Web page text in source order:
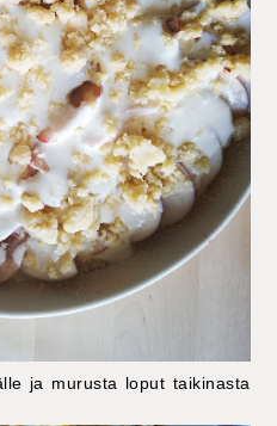
ja murusta loput taikinasta